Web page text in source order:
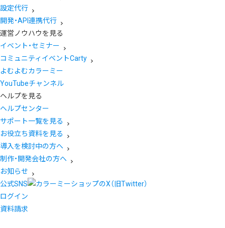
設定代行
開発・API連携代行
運営ノウハウを見る
イベント・セミナー
コミュニティイベントCarty
よむよむカラーミー
YouTubeチャンネル
ヘルプを見る
ヘルプセンター
サポート一覧を見る
お役立ち資料を見る
導入を検討中の方へ
制作・開発会社の方へ
お知らせ
公式SNS
ログイン
資料請求